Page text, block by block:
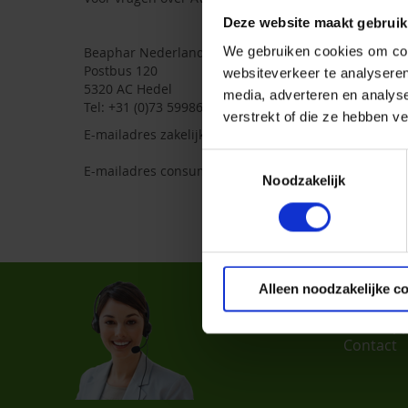
Deze website maakt
We gebruiken cookies om
websiteverkeer te
media, adverteren en
verstrekt of die ze hebben
Noodzakelijk
Alleen noodzakelijke
Beaphar Nederland B.V.
Postbus 120
5320 AC Hedel
Tel: +31 (0)73 5998600
E-mailadres zakelijk:
E-mailadres consument: info@nl.beaphar.com
Contact